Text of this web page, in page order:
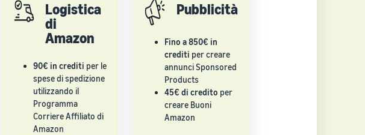
Logistica
di
Amazon
90€ in crediti per le
spese di spedizione
utilizzando il
Programma
Corriere Affiliato di
Amazon
Pubblicità
Fino a 850€ in
crediti per creare
annunci Sponsored
Products
45€ di credito per
creare Buoni
Amazon